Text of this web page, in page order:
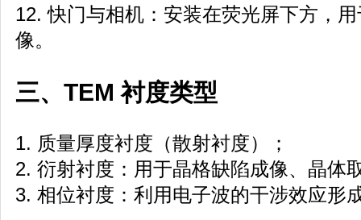
12. 快门与相机：安装在荧光屏下方，
像。
三、TEM 衬度类型
1. 质量厚度衬度（散射衬度）；
2. 衍射衬度：用于晶格缺陷成像、晶体
3. 相位衬度：利用电子波的干涉效应形